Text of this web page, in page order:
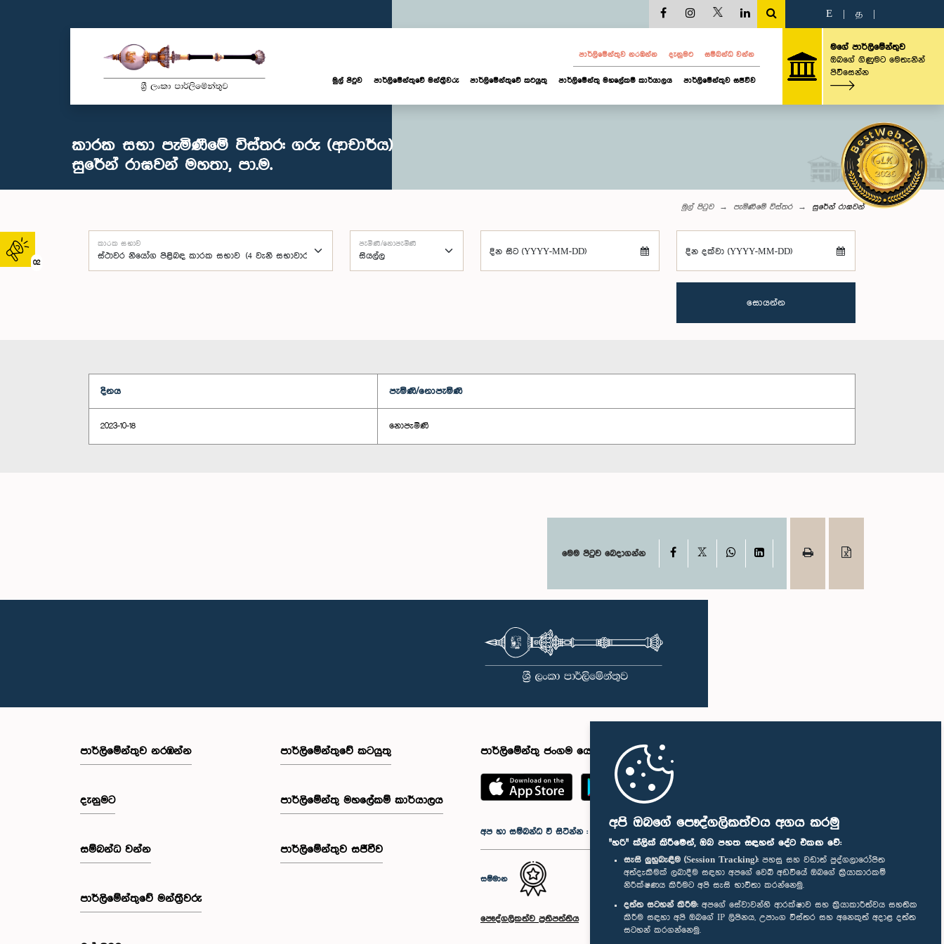
අපි ඔබගේ පෞද්ගලිකත්වය අගය කරමු
"හරි" ක්ලික් කිරීමෙන්, ඔබ පහත සඳහන් දේට එකඟ වේ:
සැසි ලුහුබැඳීම (Session Tracking): පහසු සහ වඩාත් පුද්ගලාරෝපිත
අත්දැකීමක් ලබාදීම සඳහා අපගේ වෙබ් අඩවියේ ඔබගේ ක්‍රියාකාරකම්
නිරීක්ෂණය කිරීමට අපි සැසි භාවිතා කරන්නෙමු.
දත්ත සටහන් කිරීම: අපගේ සේවාවන්හි ආරක්ෂාව සහ ක්‍රියාකාරීත්වය සහතික
කිරීම සඳහා අපි ඔබගේ IP ලිපිනය, උපාංග විස්තර සහ අනෙකුත් අදාළ දත්ත
සටහන් කරගන්නෙමු.
02
E த
පාර්ලි‌මේන්තුව නරඹන්න දැනුමට සම්බන්ධ වන්න
මුල් පිටුව පාර්ලි‌මේන්තුවේ මන්ත්‍රීවරු පාර්ලිමේන්තුවේ කටයුතු පාර්ලිමේන්තු මහලේකම් කාර්යාලය පාර්ලිමේන්තුව සජීවීව
මගේ පාර්ලිමේන්තුව
ඔබගේ ගිණුමට මෙතැනින්
පිවිසෙන්න
කාරක සභා පැමිණීමේ විස්තර: ගරු (ආචාර්ය)
සුරේන් රාඝවන් මහතා, පා.ම.
මුල් පිටුව පැමිණීමේ විස්තර සුරේන් රාඝවන්
කාරක සභාව පැමිණි/නොපැමිණි
දින සිට (YYYY-MM-DD) දින දක්වා (YYYY-MM-DD)
සොයන්න
දිනය පැමිණි/නොපැමිණි
2023-10-18 නොපැමිණි
මෙම පිටුව බෙදාගන්න Facebook WhatsAppLinkedIn
පාර්ලි‌මේන්තුව නරඹන්න
දැනුමට
සම්බන්ධ වන්න
පාර්ලි‌මේන්තුවේ මන්ත්‍රීවරු
පාර්ලිමේන්තුවේ කටයුතු
පාර්ලිමේන්තු මහලේකම් කාර්යාලය
පාර්ලිමේන්තුව සජීවීව
පාර්ලිමේන්තු ජංගම යෙදුම
අප හා සම්බන්ධ වී සිටින්න :
සම්මාන
පෞද්ගලිකත්ව ප්‍රතිපත්තිය